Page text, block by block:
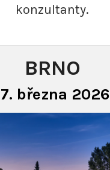
konzultanty.
BRNO
března 2026